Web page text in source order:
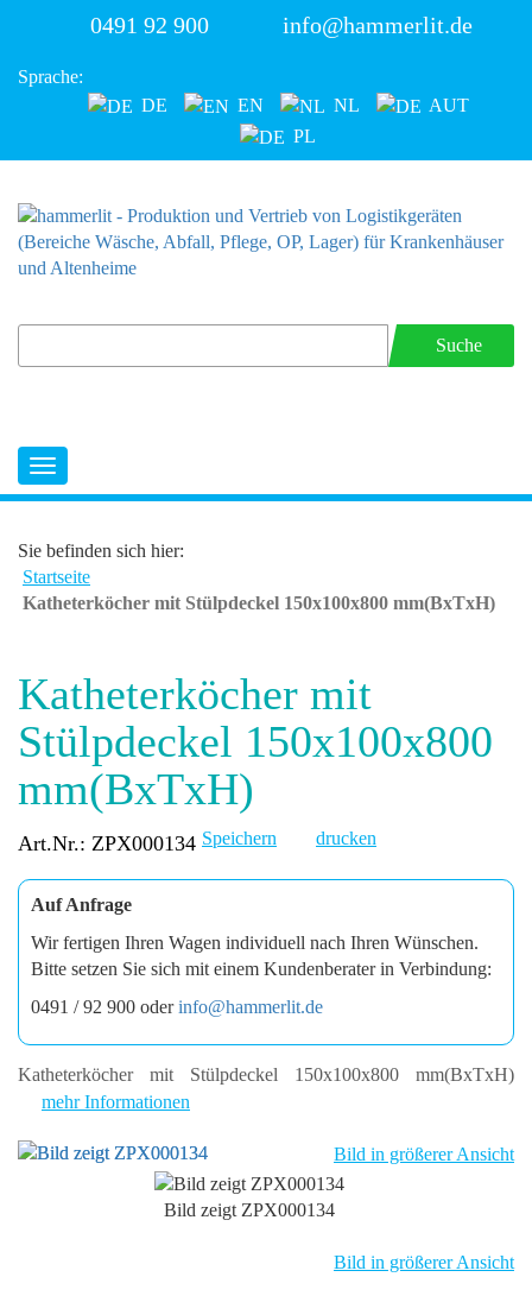
0491 92 900 info@hammerlit.de
Sprache:
DE
EN NL
AUT
PL
Suche
Sie befinden sich hier:
Startseite
Katheterköcher mit Stülpdeckel 150x100x800 mm(BxTxH)
Katheterköcher mit
Stülpdeckel 150x100x800
mm(BxTxH)
Art.Nr.: ZPX000134 Speichern drucken
Auf Anfrage
Wir fertigen Ihren Wagen individuell nach Ihren Wünschen.
Bitte setzen Sie sich mit einem Kundenberater in Verbindung:
0491 / 92 900 oderinfo@hammerlit.de
Katheterköcher mit Stülpdeckel 150x100x800 mm(BxTxH)
mehr Informationen
Bild in größerer Ansicht
Bild zeigt ZPX000134
Bild in größerer Ansicht